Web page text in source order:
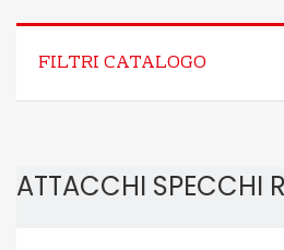
FILTRI CATALOGO
ATTACCHI SPECCHI